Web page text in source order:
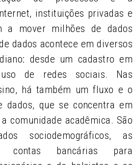
instituições privadas e
a mover milhões de dados
dados acontece em diversos
desde um cadastro em
de redes sociais. Nas
há também um fluxo e o
dados, que se concentra em
comunidade acadêmica. São
sociodemográficos, as
contas bancárias para